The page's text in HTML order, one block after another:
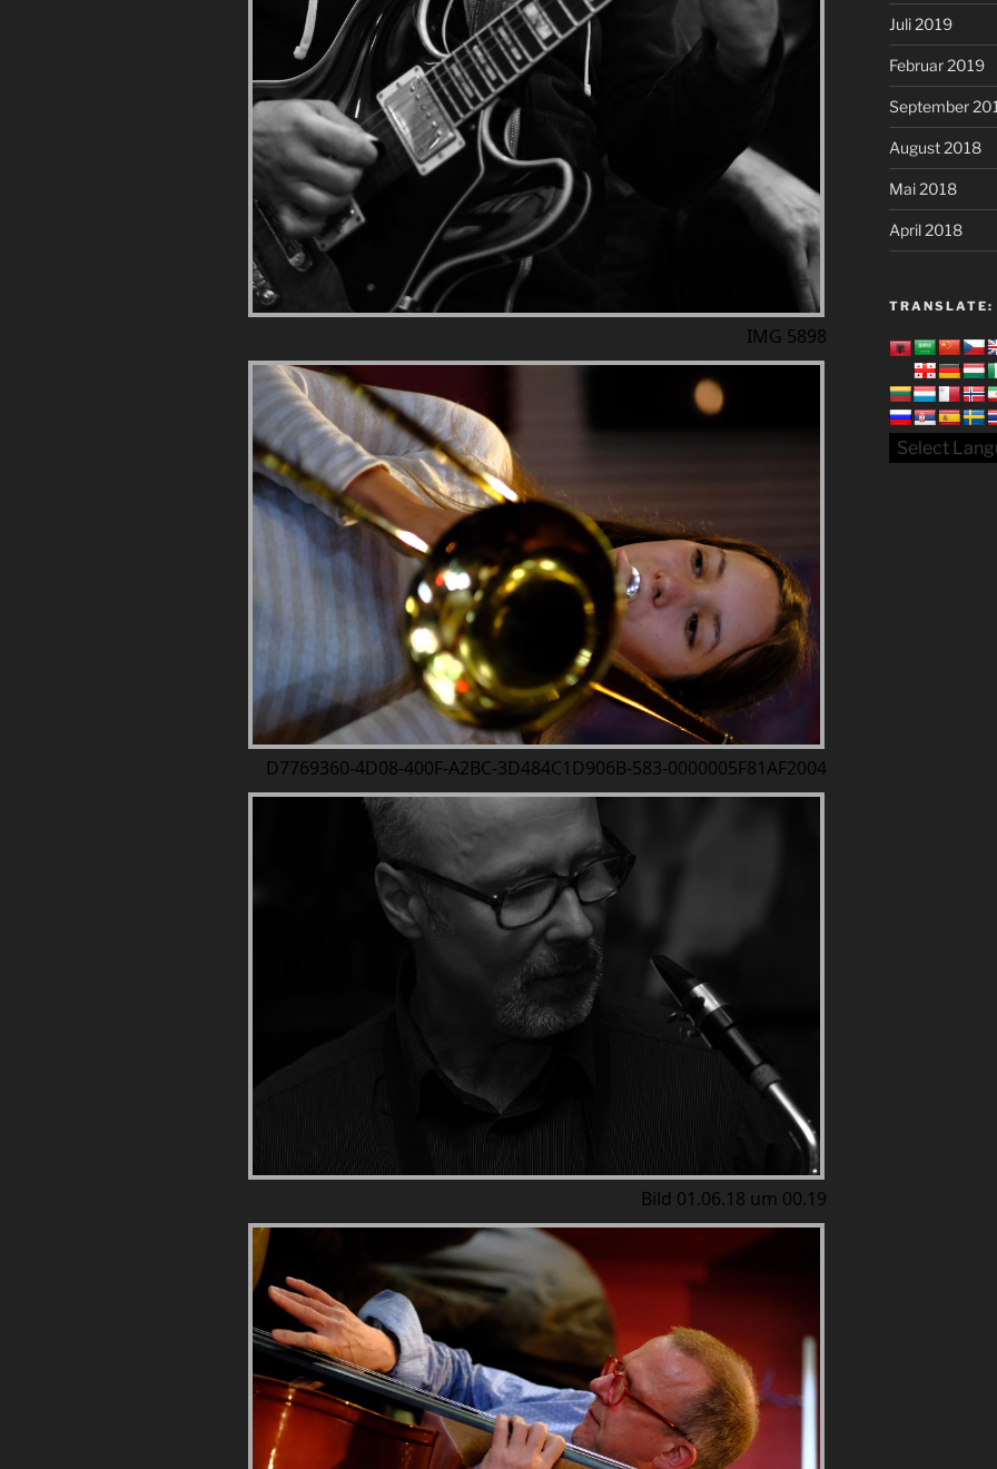
IMG 5898
D7769360-4D08-400F-A2BC-3D484C1D906B-583-0000005F81AF2004
Bild 01.06.18 um 00.19
Juli 2019
Februar 2019
September
August 2018
Mai 2018
April 2018
TRANSLATE: